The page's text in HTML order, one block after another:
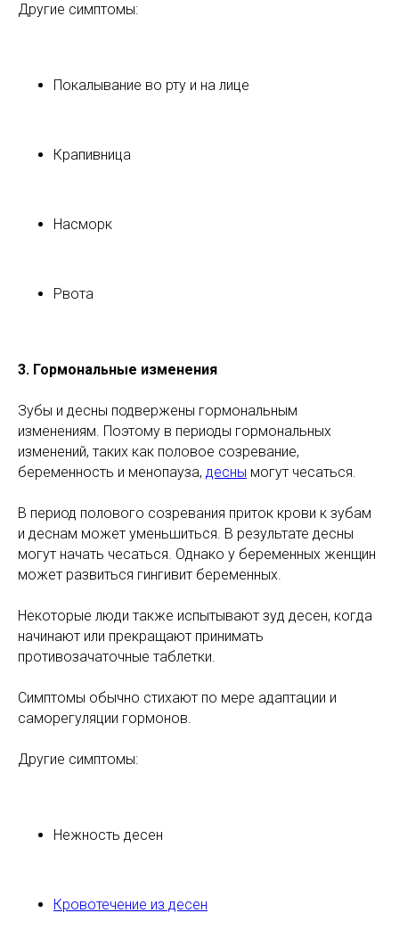
Другие симптомы:
Покалывание во рту и на лице
Крапивница
Насморк
Рвота
3. Гормональные изменения
Зубы и десны подвержены гормональным
изменениям. Поэтому в периоды гормональных
изменений, таких как половое созревание,
беременность и менопауза, десны могут чесаться.
В период полового созревания приток крови к зубам
и деснам может уменьшиться. В результате десны
могут начать чесаться. Однако у беременных женщин
может развиться гингивит беременных.
Некоторые люди также испытывают зуд десен, когда
начинают или прекращают принимать
противозачаточные таблетки.
Симптомы обычно стихают по мере адаптации и
саморегуляции гормонов.
Другие симптомы:
Нежность десен
Кровотечение из десен